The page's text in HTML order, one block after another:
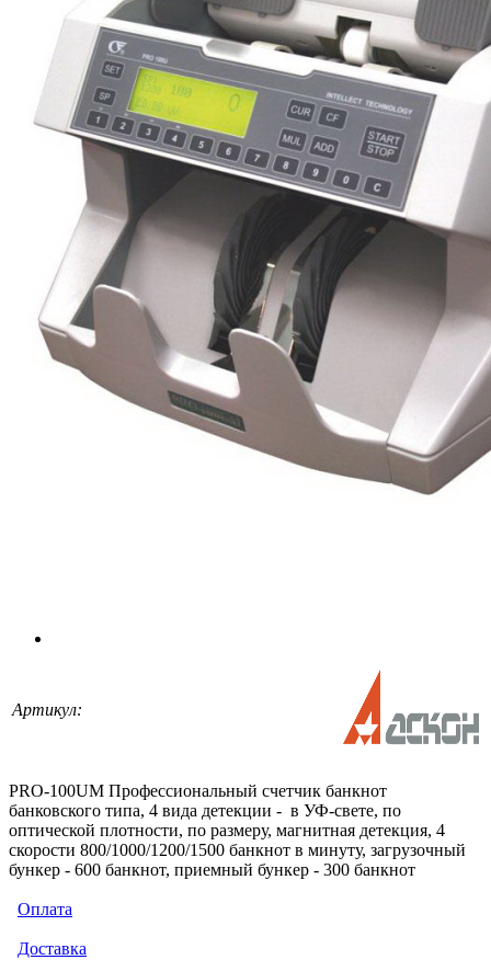
Артикул:
PRO-100UM Профессиональный счетчик банкнот
банковского типа, 4 вида детекции - в УФ-свете, по
оптической плотности, по размеру, магнитная детекция, 4
скорости 800/1000/1200/1500 банкнот в минуту, загрузочный
бункер - 600 банкнот, приемный бункер - 300 банкнот
Оплата
Доставка